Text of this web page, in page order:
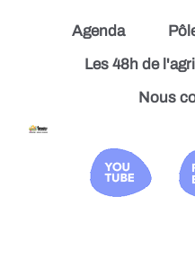
Aller au contenu principal
Agenda
Les 48h de
Nous